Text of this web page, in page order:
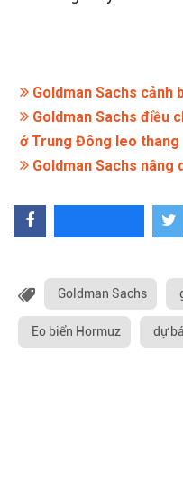
Goldman Sachs cảnh
Goldman Sachs điều
ở Trung Đông leo thang
Goldman Sachs nâng
Goldman Sachs
Eo biển Hormuz dự